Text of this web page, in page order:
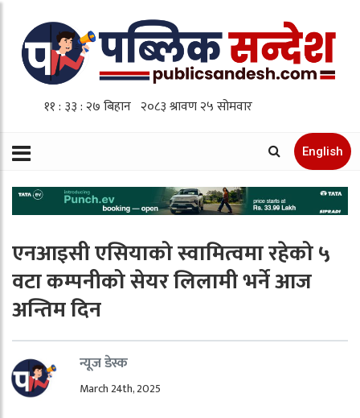
English
एनआइसी एसियाको स्वामित्वमा रहेको ५
वटा कम्पनीको सेयर लिलामी भर्ने आज
अन्तिम दिन
न्यूज डेस्क
March 24th, 2025